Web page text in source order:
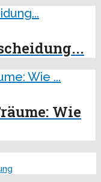
Wie